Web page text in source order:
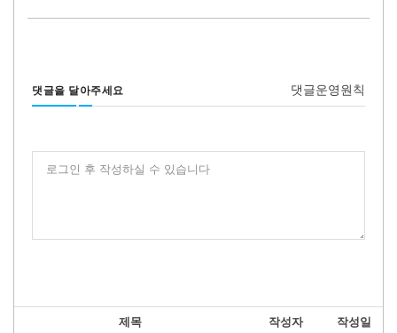
댓글을 달아주세요 댓글운영원칙
로그인 후 작성하실 수 있습니다
제목 작성자 작성일